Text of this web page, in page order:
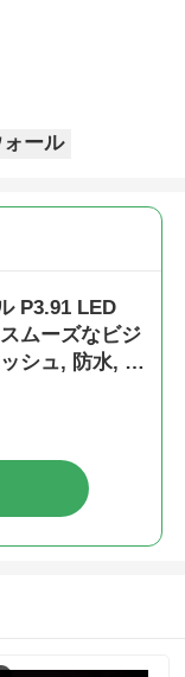
ール
P3.91 LED
ムーズなビジ
シュ, 防水, ス